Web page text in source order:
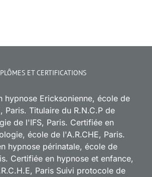
ET CERTIFICATIONS
hypnose Ericksonienne, école de
Paris. Titulaire du R.N.C.P de
de l'IFS, Paris. Certifiée en
école de l'A.R.CHE, Paris.
hypnose périnatale, école de
Certifiée en hypnose et enfance,
Paris Suivi protocole de